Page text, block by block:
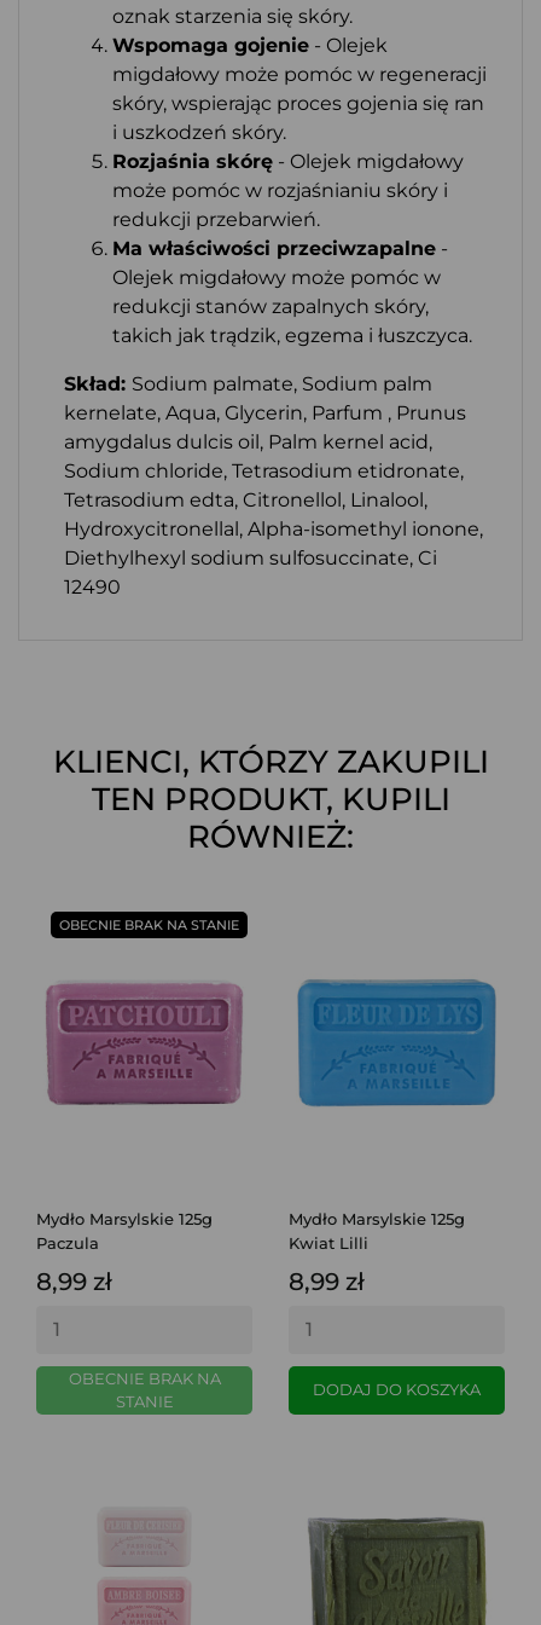
oznak starzenia się skóry.
Wspomaga gojenie - Olejek
migdałowy może pomóc w regeneracji
skóry, wspierając proces gojenia się ran
i uszkodzeń skóry.
Rozjaśnia skórę - Olejek migdałowy
może pomóc w rozjaśnianiu skóry i
redukcji przebarwień.
Ma właściwości przeciwzapalne -
Olejek migdałowy może pomóc w
redukcji stanów zapalnych skóry,
takich jak trądzik, egzema i łuszczyca.
Skład: Sodium palmate, Sodium palm
kernelate, Aqua, Glycerin, Parfum , Prunus
amygdalus dulcis oil, Palm kernel acid,
Sodium chloride, Tetrasodium etidronate,
Tetrasodium edta, Citronellol, Linalool,
Hydroxycitronellal, Alpha-isomethyl ionone,
Diethylhexyl sodium sulfosuccinate, Ci
12490
KLIENCI, KTÓRZY ZAKUPILI
TEN PRODUKT, KUPILI
RÓWNIEŻ:
Mydło Marsylskie 125g
Paczula
8,99 zł
OBECNIE BRAK NA
STANIE
OBECNIE BRAK NA STANIE
Mydło Marsylskie 125g
Kwiat Lilli
8,99 zł
DODAJ DO KOSZYKA